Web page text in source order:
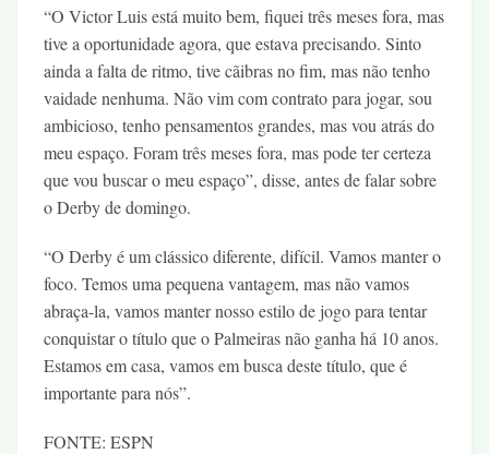
“O Victor Luis está muito bem, fiquei três meses fora, mas
tive a oportunidade agora, que estava precisando. Sinto
ainda a falta de ritmo, tive cãibras no fim, mas não tenho
vaidade nenhuma. Não vim com contrato para jogar, sou
ambicioso, tenho pensamentos grandes, mas vou atrás do
meu espaço. Foram três meses fora, mas pode ter certeza
que vou buscar o meu espaço”, disse, antes de falar sobre
o Derby de domingo.
“O Derby é um clássico diferente, difícil. Vamos manter o
foco. Temos uma pequena vantagem, mas não vamos
abraça-la, vamos manter nosso estilo de jogo para tentar
conquistar o título que o Palmeiras não ganha há 10 anos.
Estamos em casa, vamos em busca deste título, que é
importante para nós”.
FONTE: ESPN